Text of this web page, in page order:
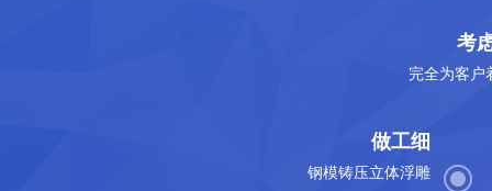
考
完全为客户
做工细
钢模铸压立体浮雕